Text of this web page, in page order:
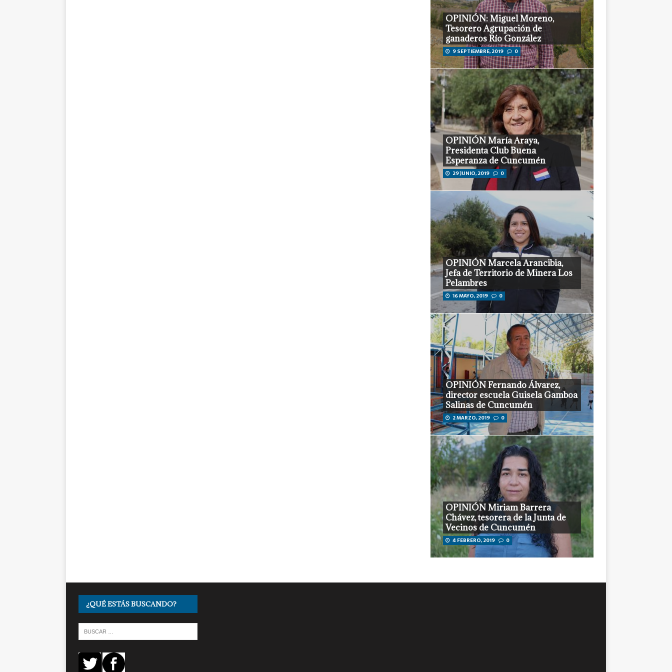
OPINIÓN: Miguel Moreno,
Tesorero Agrupación de
ganaderos Río González
9 SEPTIEMBRE, 2019 0
OPINIÓN María Araya,
Presidenta Club Buena
Esperanza de Cuncumén
29 JUNIO, 2019 0
OPINIÓN Marcela Arancibia,
Jefa de Territorio de Minera Los
Pelambres
16 MAYO, 2019 0
OPINIÓN Fernando Álvarez,
director escuela Guisela Gamboa
Salinas de Cuncumén
2 MARZO, 2019 0
OPINIÓN Miriam Barrera
Chávez, tesorera de la Junta de
Vecinos de Cuncumén
4 FEBRERO, 2019 0
¿QUÉ ESTÁS BUSCANDO?